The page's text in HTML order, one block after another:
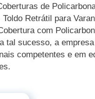
de
Toldo Retrátil para
com
tal sucesso, a
competentes e em